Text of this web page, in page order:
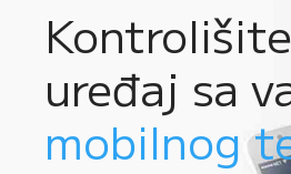
uređaj sa
mobilnog